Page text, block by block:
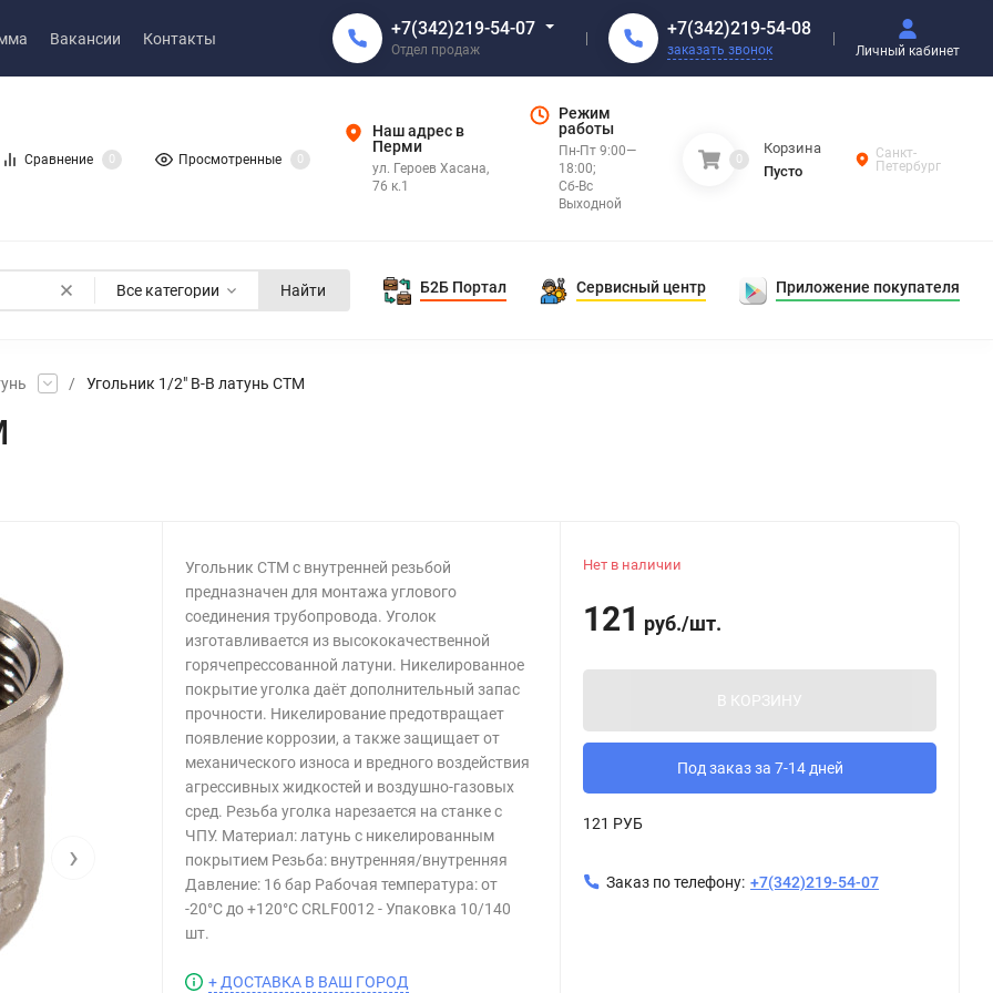
Вакансии Контакты +7(342)219-54-07
Отдел продаж
+7(342)219-54-08
заказать звонок Личный кабинет
Сравнение 0 Просмотренные 0
Наш адрес в
Перми
ул. Героев Хасана,
76 к.1
Режим
работы
Пн-Пт 9:00—
18:00;
Сб-Вс
Выходной
0
Корзина
Пусто
Санкт-
Петербург
Все категории Найти Б2Б Портал Сервисный центр Приложение покупателя
/ Угольник 1/2" В-В латунь СТМ
›
Угольник CTM с внутренней резьбой
предназначен для монтажа углового
соединения трубопровода. Уголок
изготавливается из высококачественной
горячепрессованной латуни. Никелированное
покрытие уголка даёт дополнительный запас
прочности. Никелирование предотвращает
появление коррозии, а также защищает от
механического износа и вредного воздействия
агрессивных жидкостей и воздушно-газовых
сред. Резьба уголка нарезается на станке с
ЧПУ. Материал: латунь с никелированным
покрытием Резьба: внутренняя/внутренняя
Давление: 16 бар Рабочая температура: от
-20°С до +120°С CRLF0012 - Упаковка 10/140
шт.
+ ДОСТАВКА В ВАШ ГОРОД
Нет в наличии
121 руб./шт.
В КОРЗИНУ
Под заказ за 7-14 дней
121 РУБ
Заказ по телефону: +7(342)219-54-07